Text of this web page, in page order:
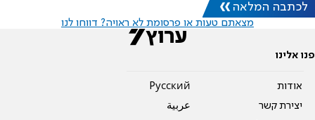
לכתבה המלאה
מצאתם טעות או פרסומת לא ראויה? דווחו לנו
פנו אלינו
אודות
יצירת קשר
Pусский
عربية